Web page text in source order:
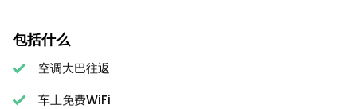
包括什么
空调大巴往返
车上免费WiFi